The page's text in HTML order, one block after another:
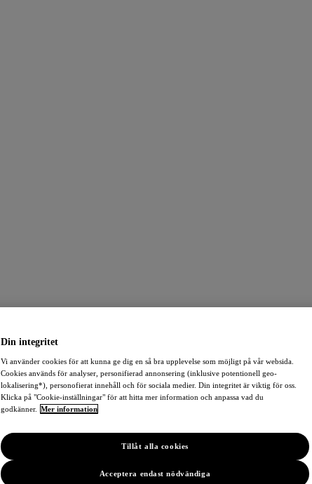
Din integritet
Vi använder cookies för att kunna ge dig en så bra upplevelse som möjligt på vår websida.
Cookies används för analyser, personifierad annonsering (inklusive potentionell geo-
lokalisering*), personofierat innehåll och för sociala medier. Din integritet är viktig för oss.
Klicka på "Cookie-inställningar" för att hitta mer information och anpassa vad du
godkänner. Mer information
Acceptera endast nödvändiga
Tillåt alla cookies